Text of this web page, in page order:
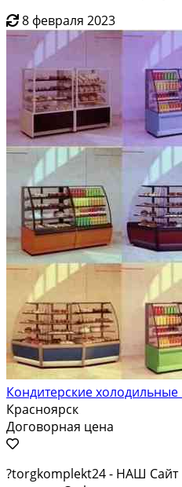
8 февраля 2023
Кондитерские
Красноярск
Договорная цена
?torgkomplekt24 - НАШ Caйт